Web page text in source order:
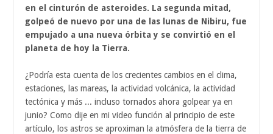
en el cinturón de asteroides. La segunda mitad,
golpeó de nuevo por una de las lunas de Nibiru, fue
empujado a una nueva órbita y se convirtió en el
planeta de hoy la Tierra.
¿Podría esta cuenta de los crecientes cambios en el clima,
estaciones, las mareas, la actividad volcánica, la actividad
tectónica y más ... incluso tornados ahora golpear ya en
junio? Como dije en mi video función al principio de este
artículo, los astros se aproximan la atmósfera de la tierra de